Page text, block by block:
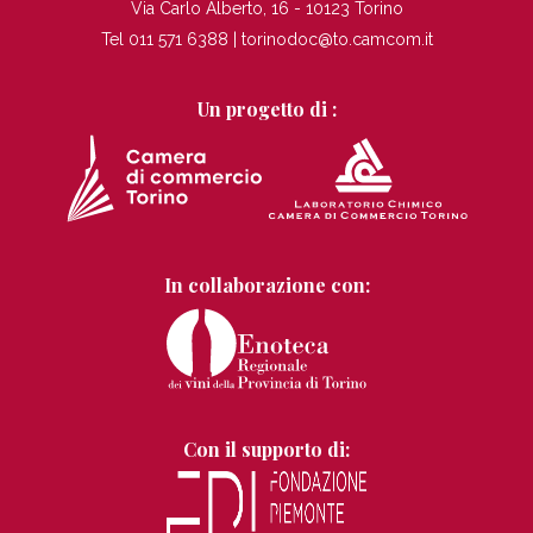
Via Carlo Alberto, 16 - 10123 Torino
Tel 011 571 6388 | torinodoc@to.camcom.it
Un progetto di :
In collaborazione con:
Con il supporto di: